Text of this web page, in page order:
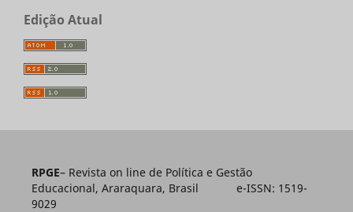
Edição Atual
RPGE– Revista on line de Política e Gestão
Educacional, Araraquara, Brasil e-ISSN: 1519-
9029